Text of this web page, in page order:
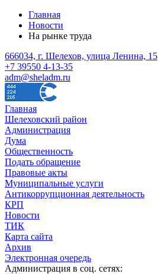
Главная
Новости
На рынке труда
666034, г. Шелехов, улица Ленина, 15
+7 39550 4-13-35
adm@sheladm.ru
Главная
Шелеховский район
Администрация
Дума
Общественность
Подать обращение
Правовые акты
Муниципальные услуги
Антикоррупционная деятельность
КРП
Новости
ТИК
Карта сайта
Архив
Электронная очередь
Администрация в соц. сетях: